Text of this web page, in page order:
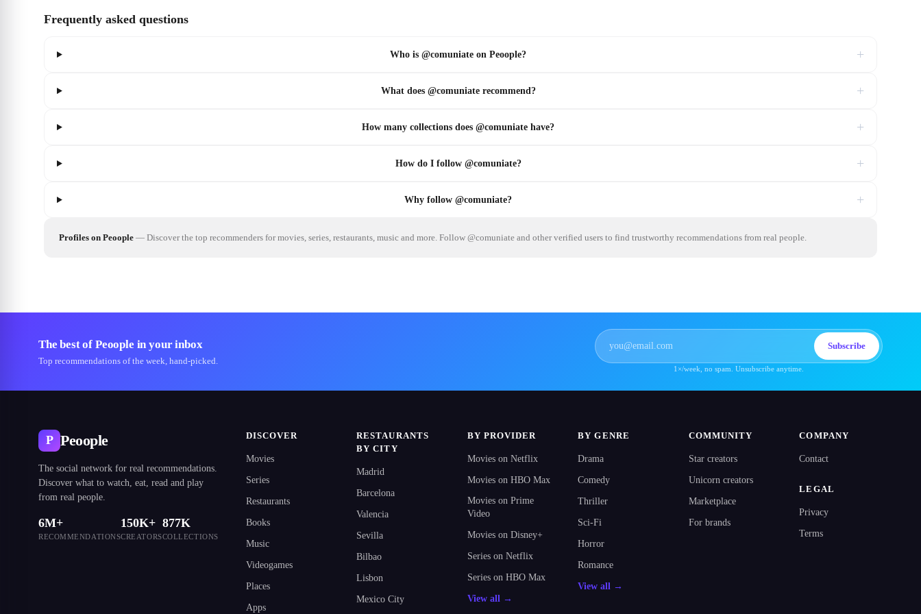
Frequently asked questions
Who is @comuniate on Peoople? +
What does @comuniate recommend? +
How many collections does @comuniate have? +
How do I follow @comuniate? +
Why follow @comuniate? +
Profiles on Peoople — Discover the top recommenders for movies, series, restaurants, music and more. Follow @comuniate and other verified users to find trustworthy recommendations from real people.
The best of Peoople in your inbox
Top recommendations of the week, hand-picked.
Subscribe
1×/week, no spam. Unsubscribe anytime.
P Peoople
The social network for real recommendations.
Discover what to watch, eat, read and play
from real people.
6M+
RECOMMENDATIONS
150K+
CREATORS
877K
COLLECTIONS
DISCOVER
Movies
Series
Restaurants
Books
Music
Videogames
Places
Apps
RESTAURANTS
BY CITY
Madrid
Barcelona
Valencia
Sevilla
Bilbao
Lisbon
Mexico City
BY PROVIDER
Movies on Netflix
Movies on HBO Max
Movies on Prime
Video
Movies on Disney+
Series on Netflix
Series on HBO Max
View all →
BY GENRE
Drama
Comedy
Thriller
Sci-Fi
Horror
Romance
View all →
COMMUNITY
Star creators
Unicorn creators
Marketplace
For brands
COMPANY
Contact
LEGAL
Privacy
Terms